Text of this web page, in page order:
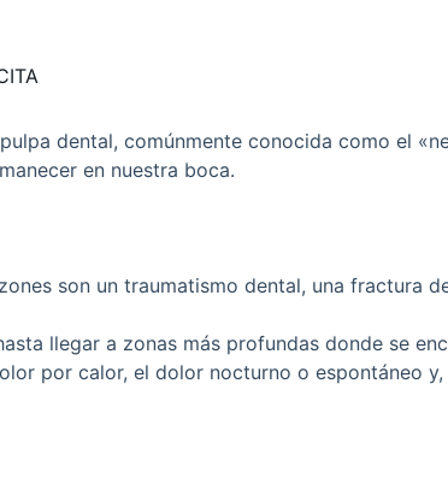
dental, comúnmente conocida como el
en nuestra boca.
son un traumatismo dental, una fractura
llegar a zonas más profundas donde se
por calor, el dolor nocturno o espontáneo